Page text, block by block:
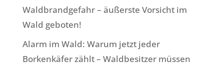
Waldbrandgefahr – äußerste Vorsicht im
Wald geboten!
Alarm im Wald: Warum jetzt jeder
Borkenkäfer zählt – Waldbesitzer müssen